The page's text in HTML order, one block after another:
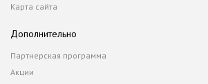
Карта сайта
Дополнительно
Партнерская программа
Акции